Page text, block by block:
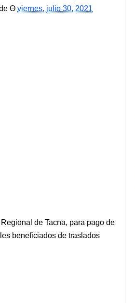
viernes, julio 30, 2021
de Tacna, para pago de
beneficiados de traslados